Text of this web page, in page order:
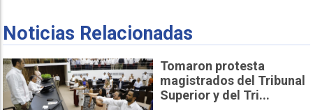
Noticias Relacionadas
Tomaron protesta
magistrados del Tribunal
Superior y del Tri...